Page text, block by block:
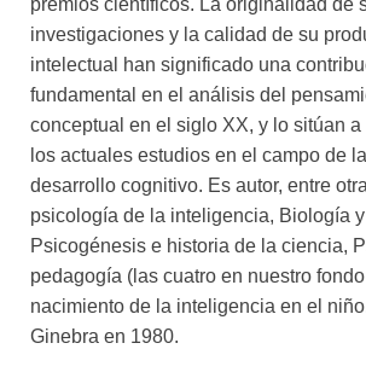
premios científicos. La originalidad de
investigaciones y la calidad de su
intelectual han significado una
fundamental en el análisis del
conceptual en el siglo XX, y lo sitúan
los actuales estudios en el campo de
desarrollo cognitivo. Es autor, entre
psicología de la inteligencia, Biología
Psicogénesis e historia de la ciencia,
pedagogía (las cuatro en nuestro
nacimiento de la inteligencia en el
Ginebra en 1980.